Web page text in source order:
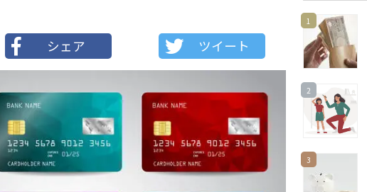
シェア ツイート
1
2
3